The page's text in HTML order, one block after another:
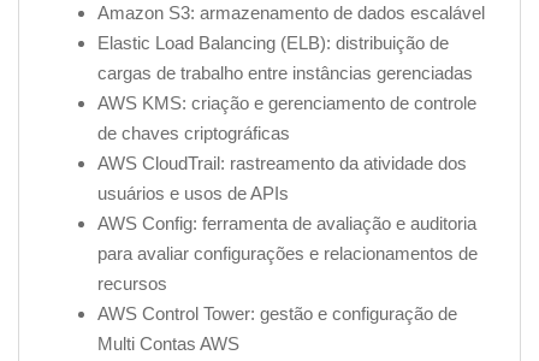
Amazon S3: armazenamento de dados escalável
Elastic Load Balancing (ELB): distribuição de
cargas de trabalho entre instâncias gerenciadas
AWS KMS: criação e gerenciamento de controle
de chaves criptográficas
AWS CloudTrail: rastreamento da atividade dos
usuários e usos de APIs
AWS Config: ferramenta de avaliação e auditoria
para avaliar configurações e relacionamentos de
recursos
AWS Control Tower: gestão e configuração de
Multi Contas AWS